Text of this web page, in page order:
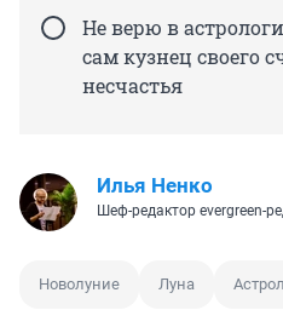
Не верю в
сам кузнец своего
несчастья
Илья Ненко
Шеф-редактор evergreen-
Новолуние Луна